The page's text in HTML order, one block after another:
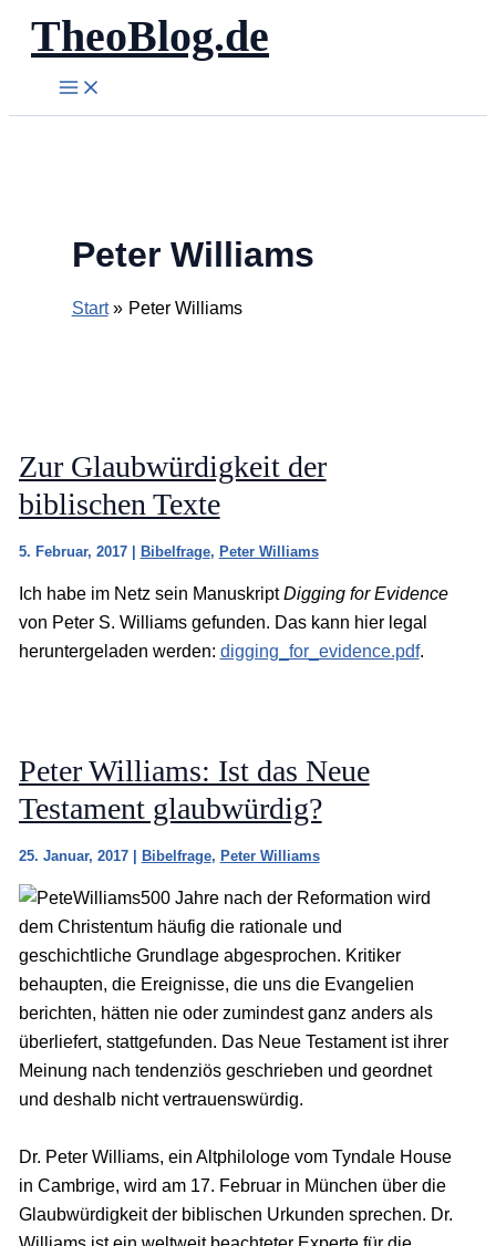
Zum
Inhalt
springen
TheoBlog.de
Peter Williams
Start Peter Williams
Zur Glaubwürdigkeit der
biblischen Texte
5. Februar, 2017 | Bibelfrage, Peter Williams
Ich habe im Netz sein ManuskriptDigging for Evidence
von Peter S. Williams gefunden. Das kann hier legal
heruntergeladen werden: digging_for_evidence.pdf.
Peter Williams: Ist das Neue
Testament glaubwürdig?
25. Januar, 2017 Bibelfrage, Peter Williams
500 Jahre nach der Reformation wird
dem Christentum häufig die rationale und
geschichtliche Grundlage abgesprochen. Kritiker
behaupten, die Ereignisse, die uns die Evangelien
berichten, hätten nie oder zumindest ganz anders als
überliefert, stattgefunden. Das Neue Testament ist ihrer
Meinung nach tendenziös geschrieben und geordnet
und deshalb nicht vertrauenswürdig.
Dr. Peter Williams, ein Altphilologe vom Tyndale House
in Cambrige, wird am 17. Februar in München über die
Glaubwürdigkeit der biblischen Urkunden sprechen. Dr.